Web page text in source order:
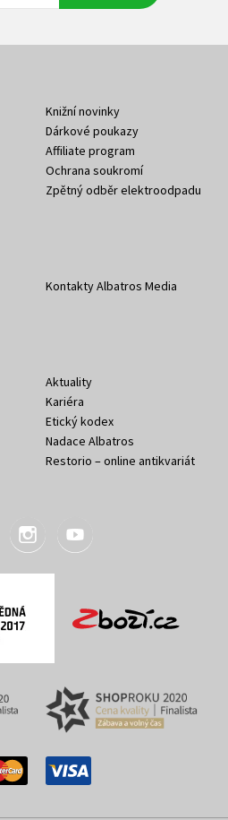
Knižní novinky
Dárkové poukazy
Affiliate program
Ochrana soukromí
Zpětný odběr elektroodpadu
Kontakty Albatros Media
Aktuality
Kariéra
Etický kodex
Nadace Albatros
Restorio – online antikvariát